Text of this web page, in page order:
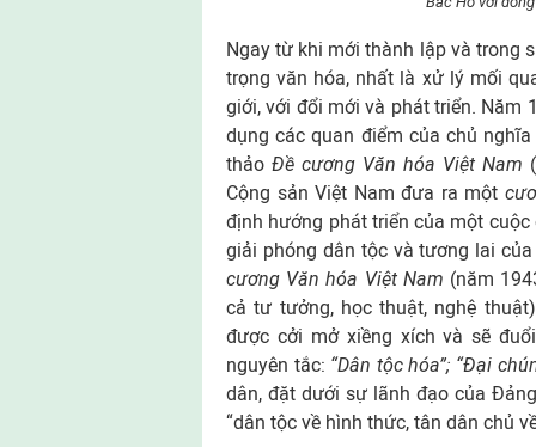
Ngay từ khi mới thành lập và trong
trọng văn hóa, nhất là xử lý mối
giới, với đổi mới và phát triển. Năm
dụng các quan điểm của chủ
thảo Đề cương Văn hóa Việt Nam
Cộng sản Việt Nam đưa ra một
định hướng phát triển của một
giải phóng dân tộc và tương lai
cương Văn hóa Việt Nam (năm
cả tư tưởng, học thuật, nghệ
được cởi mở xiềng xích và sẽ
nguyên tắc: “Dân tộc hóa”; “Đại
dân, đặt dưới sự lãnh đạo của
“dân tộc về hình thức, tân dân chủ